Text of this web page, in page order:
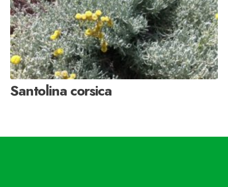
Santolina corsica